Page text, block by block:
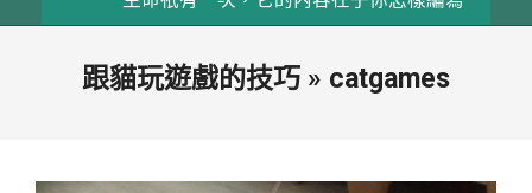
跟貓玩遊戲的技巧 » catgames